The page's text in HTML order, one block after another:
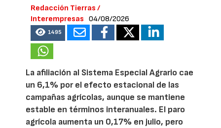
Redacción Tierras /
Interempresas
04/08/2026
1495
La afiliación al Sistema Especial Agrario cae
un 6,1% por el efecto estacional de las
campañas agrícolas, aunque se mantiene
estable en términos interanuales. El paro
agrícola aumenta un 0,17% en julio, pero